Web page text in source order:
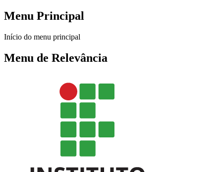
Menu Principal
Início do menu principal
Menu de Relevância